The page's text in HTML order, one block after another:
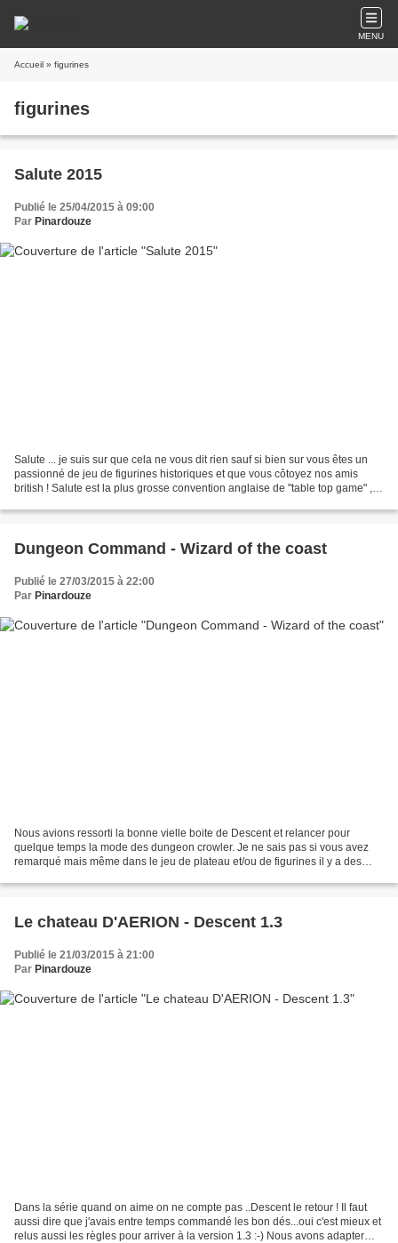
MENU
Accueil » figurines
figurines
Salute 2015
Publié le 25/04/2015 à 09:00
Par Pinardouze
Salute ... je suis sur que cela ne vous dit rien sauf si bien sur vous êtes un
passionné de jeu de figurines historiques et que vous côtoyez nos amis
british ! Salute est la plus grosse convention anglaise de "table top game" , et
Dungeon Command - Wizard of the coast
Publié le 27/03/2015 à 22:00
Par Pinardouze
Nous avions ressorti la bonne vielle boite de Descent et relancer pour
quelque temps la mode des dungeon crowler. Je ne sais pas si vous avez
remarqué mais même dans le jeu de plateau et/ou de figurines il y a des
Le chateau D'AERION - Descent 1.3
Publié le 21/03/2015 à 21:00
Par Pinardouze
Dans la série quand on aime on ne compte pas ..Descent le retour ! Il faut
aussi dire que j'avais entre temps commandé les bon dés...oui c'est mieux et
relus aussi les règles pour arriver à la version 1.3 :-) Nous avons adapter